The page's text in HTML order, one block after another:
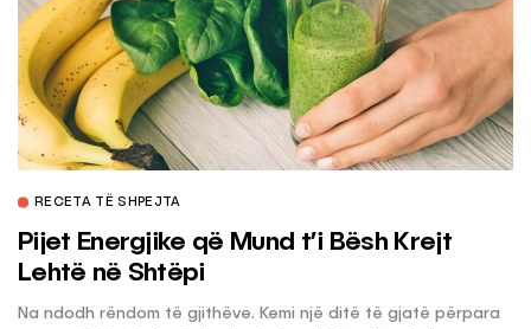
RECETA TË SHPEJTA
Pijet Energjike që Mund t’i Bësh Krejt
Lehtë në Shtëpi
Na ndodh rëndom të gjithëve. Kemi një ditë të gjatë përpara